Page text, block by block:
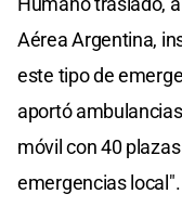
Aérea Argentina,
este tipo de
aportó
móvil con 40
emergencias local".